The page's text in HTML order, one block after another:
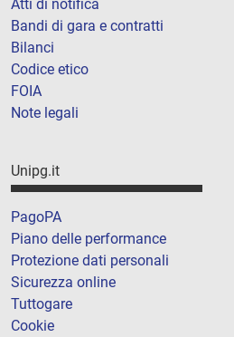
Atti di notifica
Bandi di gara e contratti
Bilanci
Codice etico
FOIA
Note legali
Unipg.it
PagoPA
Piano delle performance
Protezione dati personali
Sicurezza online
Tuttogare
Cookie